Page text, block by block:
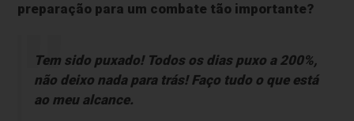
preparação para um combate tão importante?
Tem sido puxado! Todos os dias puxo a 200%,
não deixo nada para trás! Faço tudo o que está
ao meu alcance.